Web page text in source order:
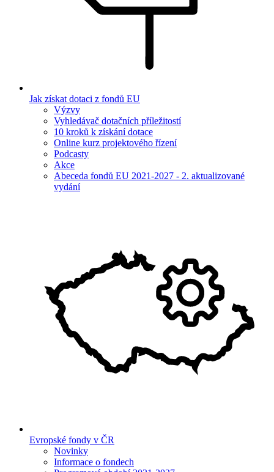
Jak získat dotaci z fondů EU
Výzvy
Vyhledávač dotačních příležitostí
10 kroků k získání dotace
Online kurz projektového řízení
Podcasty
Akce
Abeceda fondů EU 2021-2027 - 2. aktualizované
vydání
Evropské fondy v ČR
Novinky
Informace o fondech